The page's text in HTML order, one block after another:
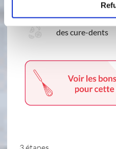
des tranches de
des cure-dents
3 étapes